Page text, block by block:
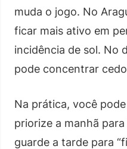
muda o jogo. No
ficar mais ativo em
incidência de sol. No
pode concentrar
Na prática, você
priorize a manhã
guarde a tarde para